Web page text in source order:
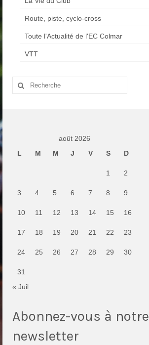
Route, piste, cyclo-cross
Toute l'Actualité de l'EC Colmar
VTT
Rechercher
août 2026
L
M M J V S D
1 2
3 4 5 6 7 8 9
10 11 12 13 14 15 16
17 18 19 20 21 22 23
24 25 26 27 28 29 30
31
« Juil
Abonnez-vous à notre
newsletter